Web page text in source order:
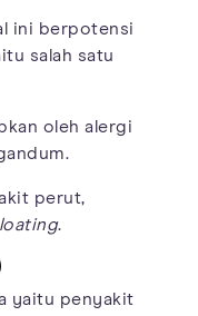
ini berpotensi
salah satu
oleh alergi
perut,
.
yaitu penyakit